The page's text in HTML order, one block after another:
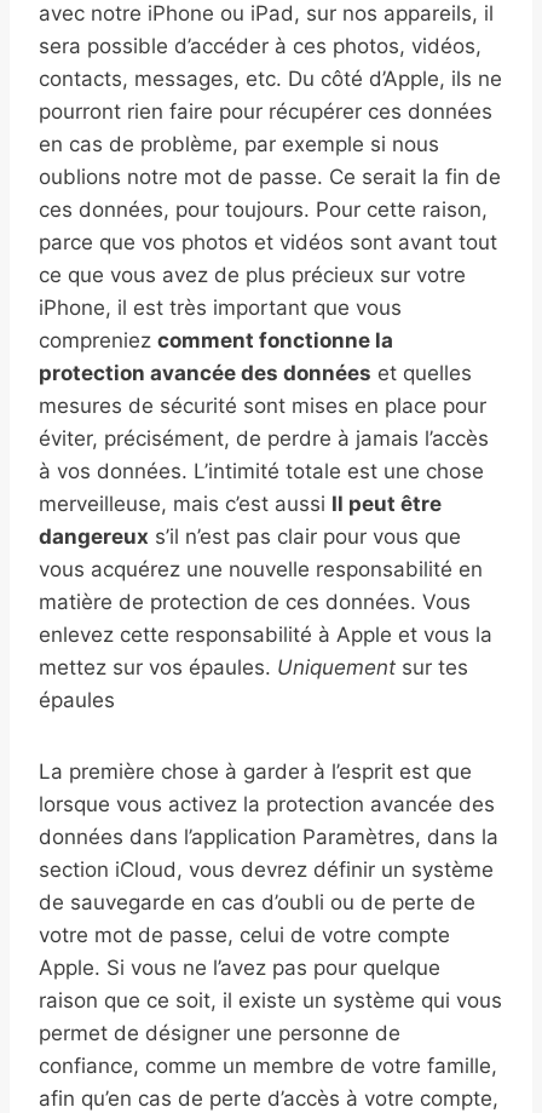
avec notre iPhone ou iPad, sur nos appareils, il
sera possible d’accéder à ces photos, vidéos,
contacts, messages, etc. Du côté d’Apple, ils ne
pourront rien faire pour récupérer ces données
en cas de problème, par exemple si nous
oublions notre mot de passe. Ce serait la fin de
ces données, pour toujours. Pour cette raison,
parce que vos photos et vidéos sont avant tout
ce que vous avez de plus précieux sur votre
iPhone, il est très important que vous
compreniez comment fonctionne la
protection avancée des données et quelles
mesures de sécurité sont mises en place pour
éviter, précisément, de perdre à jamais l’accès
à vos données. L’intimité totale est une chose
merveilleuse, mais c’est aussi Il peut être
dangereux s’il n’est pas clair pour vous que
vous acquérez une nouvelle responsabilité en
matière de protection de ces données. Vous
enlevez cette responsabilité à Apple et vous la
mettez sur vos épaules. Uniquement sur tes
épaules
La première chose à garder à l’esprit est que
lorsque vous activez la protection avancée des
données dans l’application Paramètres, dans la
section iCloud, vous devrez définir un système
de sauvegarde en cas d’oubli ou de perte de
votre mot de passe, celui de votre compte
Apple. Si vous ne l’avez pas pour quelque
raison que ce soit, il existe un système qui vous
permet de désigner une personne de
confiance, comme un membre de votre famille,
afin qu’en cas de perte d’accès à votre compte,